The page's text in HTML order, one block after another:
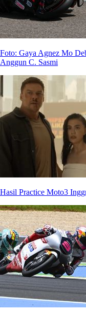
Foto: Gaya Agnez Mo
Anggun C. Sasmi
Hasil Practice Moto3